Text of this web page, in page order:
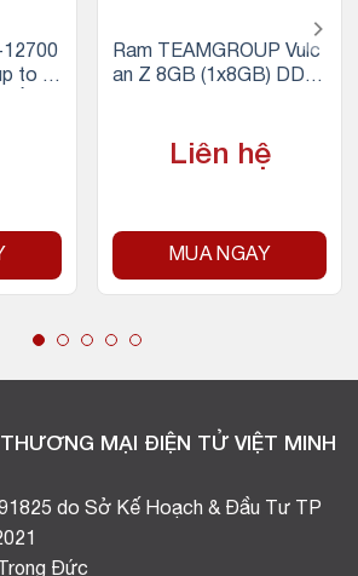
to 5.
Al
Ram TEAMGROUP Vulc
an Z 8GB (1x8GB) DDR
Liên hệ
MUA NGAY
MẠI ĐIỆN TỬ VIỆT MINH
do Sở Kế Hoạch & Đầu Tư TP
Đức